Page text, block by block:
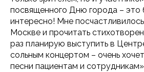
посвященного Дню города – это
интересно! Мне
Москве и прочитать
раз планирую выступить в
сольным концертом – очень
песни пациентам и